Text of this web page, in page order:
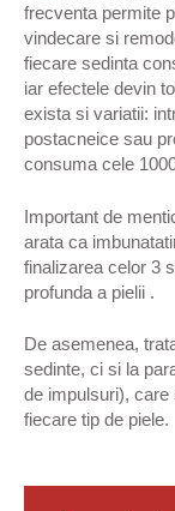
frecventa permite
vindecare si
fiecare sedinta
iar efectele devin
exista si variatii:
postacneice sau
consuma cele
Important de
arata ca
finalizarea celor 3
profunda a pielii .
De asemenea,
sedinte, ci si la
de impulsuri), care
fiecare tip de piele.